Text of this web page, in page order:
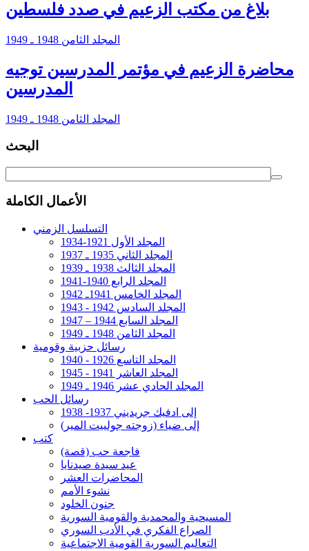
بلاغ من مكتب الزعيم في صدد فلسطين
المجلد الثامن 1948 ـ 1949
محاضرة الزعيم في مؤتمر المدرسين توجيه
المدرسين
المجلد الثامن 1948 ـ 1949
البحث
الأعمال الكاملة
التسلسل الزمني
المجلد الأول 1921-1934
المجلد الثاني 1935 ـ 1937
المجلد الثالث 1938 ـ 1939
المجلد الرابع 1940-1941
المجلد الخامس 1941ـ 1942
المجلد السادس 1942 - 1943
المجلد السابع 1944 – 1947
المجلد الثامن 1948 ـ 1949
رسائل حزبية وقومية
المجلد التاسع 1926 - 1940
المجلد العاشر 1941 - 1945
المجلد الحادي عشر 1946 ـ 1949
رسائل الحب
إلى ادفيك جريديني 1937- 1938
إلى ضياء (زوجته جولييت المير)
كتب
فاجعة حب (قصة)
عيد سيدة صيدنايا
المحاضرات العشر
نشوء الأمم
جنون الخلود
المسيحية والمحمدية والقومية السورية
الصراع الفكري في الأدب السوري
التعاليم السورية القومية الاجتماعية